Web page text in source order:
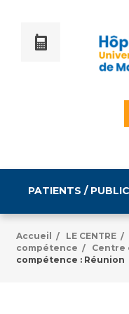
PATIENTS / PUBLIC
Informations
Égalité
Accueil / LE CENTRE /
compétence / Centre
compétence : Réunion